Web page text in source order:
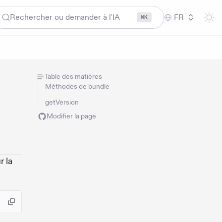
Rechercher ou demander à l'IA ⌘K FR
la
Table des matières
Méthodes de bundle
getVersion
Modifier la page